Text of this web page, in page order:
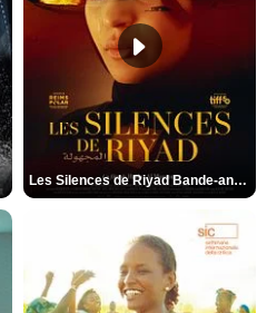
Les Silences de Riyad Bande-annonce VO STFR